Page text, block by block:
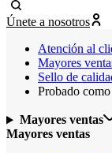
Únete a nosotros
Atención al
Mayores
Sello de
Probado
Mayores ventas
Mayores ventas